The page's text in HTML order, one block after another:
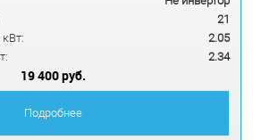
21
2.05
2.34
19 400 руб.
Подробнее